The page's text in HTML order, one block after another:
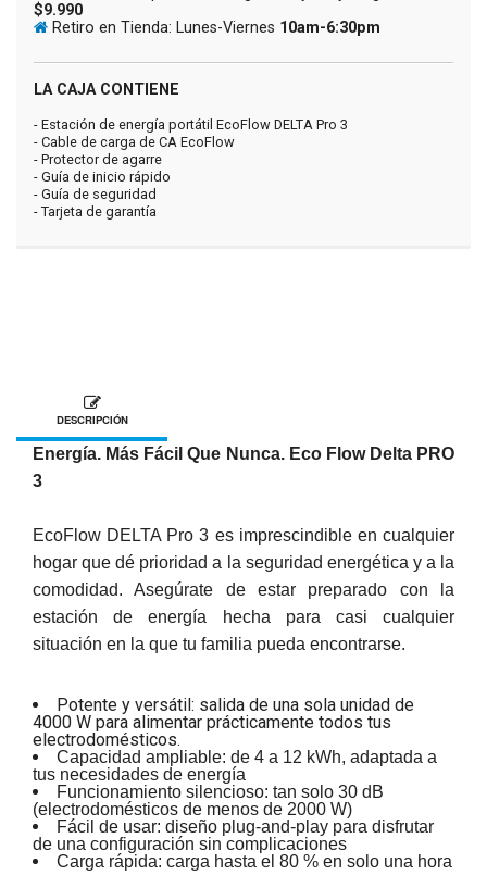
$9.990
Retiro en Tienda: Lunes-Viernes 10am-6:30pm
LA CAJA CONTIENE
- Estación de energía portátil EcoFlow DELTA Pro 3
- Cable de carga de CA EcoFlow
- Protector de agarre
- Guía de inicio rápido
- Guía de seguridad
- Tarjeta de garantía
DESCRIPCIÓN
Energía. Más Fácil Que Nunca. Eco Flow Delta PRO
3
EcoFlow DELTA Pro 3 es imprescindible en cualquier
hogar que dé prioridad a la seguridad energética y a la
comodidad. Asegúrate de estar preparado con la
estación de energía hecha para casi cualquier
situación en la que tu familia pueda encontrarse.
Potente y versátil: salida de una sola unidad de
4000 W para alimentar prácticamente todos tus
electrodomésticos.
Capacidad ampliable: de 4 a 12 kWh, adaptada a
tus necesidades de energía
Funcionamiento silencioso: tan solo 30 dB
(electrodomésticos de menos de 2000 W)
Fácil de usar: diseño plug-and-play para disfrutar
de una configuración sin complicaciones
Carga rápida: carga hasta el 80 % en solo una hora